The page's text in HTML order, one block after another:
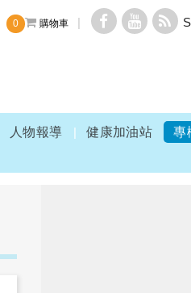
0 購物車
人物報導 健康加油站
專